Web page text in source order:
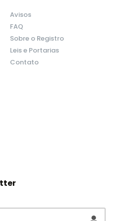
Avisos
FAQ
Sobre o Registro
Leis e Portarias
Contato